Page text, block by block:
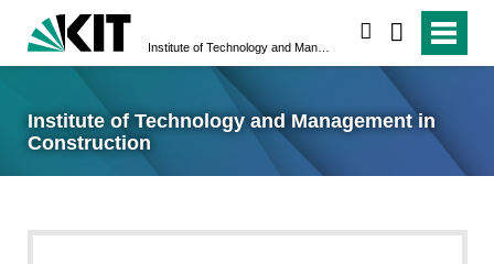
Institute of Technology and Management in
Construction